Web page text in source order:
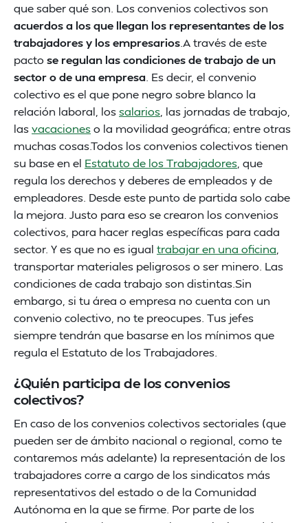
que saber qué son. Los convenios colectivos son
acuerdos a los que llegan los representantes de los
trabajadores y los empresarios .A través de este
pacto se regulan las condiciones de trabajo de un
sector o de una empresa . Es decir, el convenio
colectivo es el que pone negro sobre blanco la
relación laboral, lossalarios , las jornadas de trabajo,
lasvacacioneso la movilidad geográfica; entre otras
muchas cosas.Todos los convenios colectivos tienen
su base en el Estatuto de los Trabajadores , que
regula los derechos y deberes de empleados y de
empleadores. Desde este punto de partida solo cabe
la mejora. Justo para eso se crearon los convenios
colectivos, para hacer reglas específicas para cada
sector. Y es que no es igual trabajar en una oficina
transportar materiales peligrosos o ser minero. Las
condiciones de cada trabajo son distintas.Sin
embargo, si tu área o empresa no cuenta con un
convenio colectivo, no te preocupes. Tus jefes
siempre tendrán que basarse en los mínimos que
regula el Estatuto de los Trabajadores.
¿Quién participa de los convenios
colectivos?
En caso de los convenios colectivos sectoriales (que
pueden ser de ámbito nacional o regional, como te
contaremos más adelante) la representación de los
trabajadores corre a cargo de los sindicatos más
representativos del estado o de la Comunidad
Autónoma en la que se firme. Por parte de los